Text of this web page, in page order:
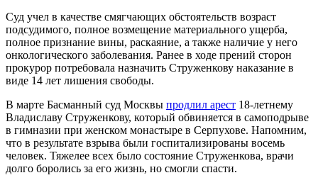
Суд учел в качестве смягчающих обстоятельств возраст
подсудимого, полное возмещение материального ущерба,
полное признание вины, раскаяние, а также наличие у него
онкологического заболевания. Ранее в ходе прений сторон
прокурор потребовала назначить Струженкову наказание в
виде 14 лет лишения свободы.
В марте Басманный суд Москвы продлил арест 18-летнему
Владиславу Струженкову, который обвиняется в самоподрыве
в гимназии при женском монастыре в Серпухове. Напомним,
что в результате взрыва были госпитализированы восемь
человек. Тяжелее всех было состояние Струженкова, врачи
долго боролись за его жизнь, но смогли спасти.